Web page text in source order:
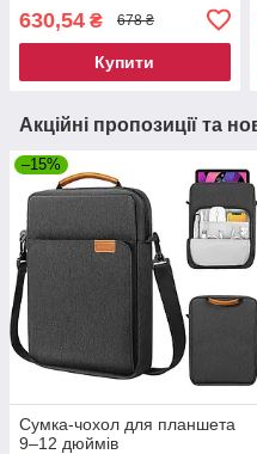
630,54 ₴ 678 ₴
Купити
Акційні пропозиції та
–15%
Сумка-чохол для планшета
9–12 дюймів